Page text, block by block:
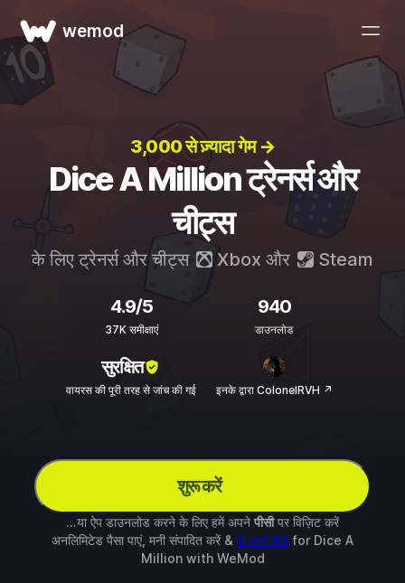
wemod
3,000 से ज़्यादा गेम →
Dice A Million ट्रेनर्स और
चीट्स
के लिए ट्रेनर्स और चीट्स Xbox और Steam
4.9/5
37K समीक्षाएं
940
डाउनलोड
सुरक्षित
वायरस की पूरी तरह से जांच की गई इनके द्वारा ColonelRVH ↗
शुरू करें
...या ऐप डाउनलोड करने के लिए हमें अपने पीसीपर विज़िट करें
अनलिमिटेड पैसा पाएं, मनी संपादित करें & 9 अन्य मॉडfor Dice A
Millionwith WeMod